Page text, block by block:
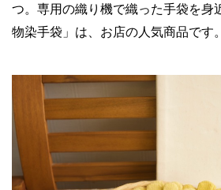
つ。専用の織り機で織った手袋を身
物染手袋」は、お店の人気商品です。